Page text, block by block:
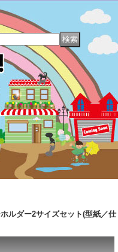
ルダー2サイズセット(型紙／仕